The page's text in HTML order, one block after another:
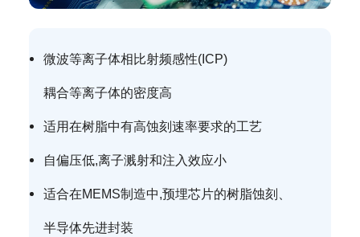
微波等离子体相比射频感性(ICP)
耦合等离子体的密度高
适用在树脂中有高蚀刻速率要求的工艺
自偏压低,离子溅射和注入效应小
适合在MEMS制造中,预埋芯片的树脂蚀刻、
半导体先进封装